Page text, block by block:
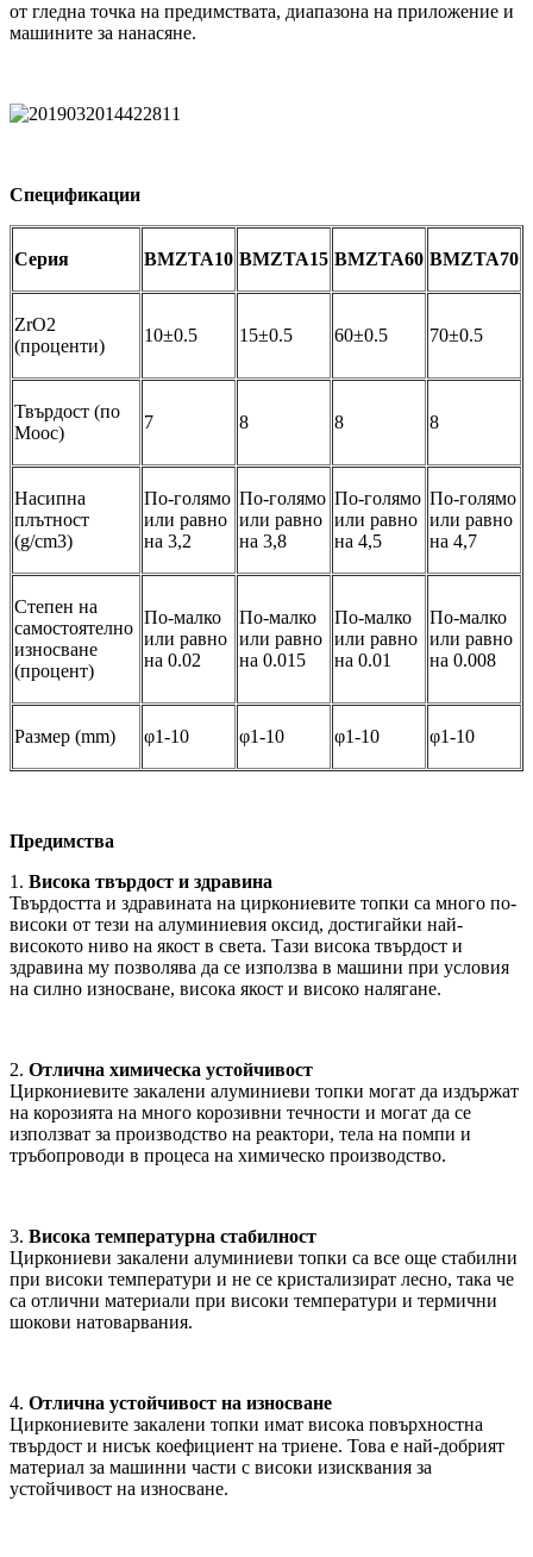
от гледна точка на предимствата, диапазона на приложение и
машините за нанасяне.
Спецификации
Серия BMZTA10 BMZTA15 BMZTA60 BMZTA70
ZrO2
(проценти)
10±0.5 15±0.5 60±0.5 70±0.5
Твърдост (по
Моос)
7 8 8 8
Насипна
плътност
(g/cm3)
По-голямо
или равно
на 3,2
По-голямо
или равно
на 3,8
По-голямо
или равно
на 4,5
По-голямо
или равно
на 4,7
Степен на
самостоятелно
износване
(процент)
По-малко
или равно
на 0.02
По-малко
или равно
на 0.015
По-малко
или равно
на 0.01
По-малко
или равно
на 0.008
Размер (mm) φ1-10 φ1-10 φ1-10 φ1-10
Предимства
1. Висока твърдост и здравина
Твърдостта и здравината на циркониевите топки са много по-
високи от тези на алуминиевия оксид, достигайки най-
високото ниво на якост в света. Тази висока твърдост и
здравина му позволява да се използва в машини при условия
на силно износване, висока якост и високо налягане.
2. Отлична химическа устойчивост
Циркониевите закалени алуминиеви топки могат да издържат
на корозията на много корозивни течности и могат да се
използват за производство на реактори, тела на помпи и
тръбопроводи в процеса на химическо производство.
3. Висока температурна стабилност
Циркониеви закалени алуминиеви топки са все още стабилни
при високи температури и не се кристализират лесно, така че
са отлични материали при високи температури и термични
шокови натоварвания.
4. Отлична устойчивост на износване
Циркониевите закалени топки имат висока повърхностна
твърдост и нисък коефициент на триене. Това е най-добрият
материал за машинни части с високи изисквания за
устойчивост на износване.